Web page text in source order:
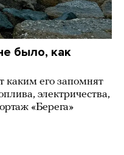
было, как
каким его запомнят
электричества,
«Берега»